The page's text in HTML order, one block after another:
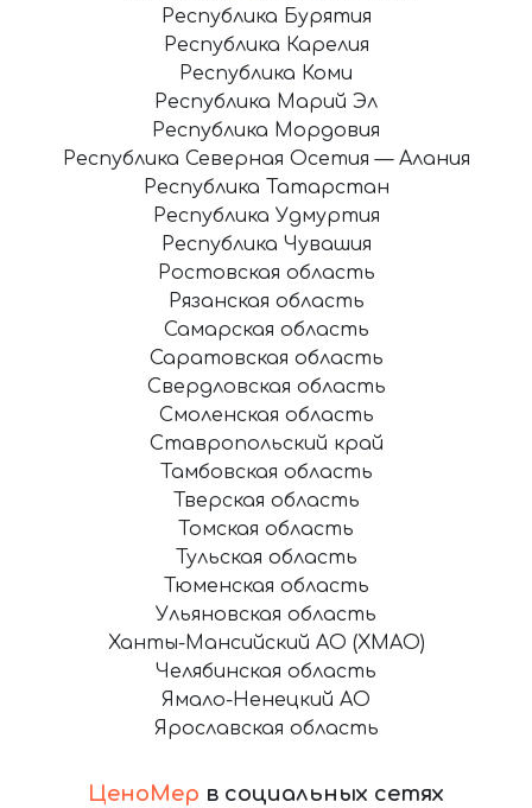
ЦеноМер в социальных сетях
Республика Бурятия
Республика Карелия
Республика Коми
Республика Марий Эл
Республика Мордовия
Республика Северная Осетия — Алания
Республика Татарстан
Республика Удмуртия
Республика Чувашия
Ростовская область
Рязанская область
Самарская область
Саратовская область
Свердловская область
Смоленская область
Ставропольский край
Тамбовская область
Тверская область
Томская область
Тульская область
Тюменская область
Ульяновская область
Ханты-Мансийский АО (ХМАО)
Челябинская область
Ямало-Ненецкий АО
Ярославская область